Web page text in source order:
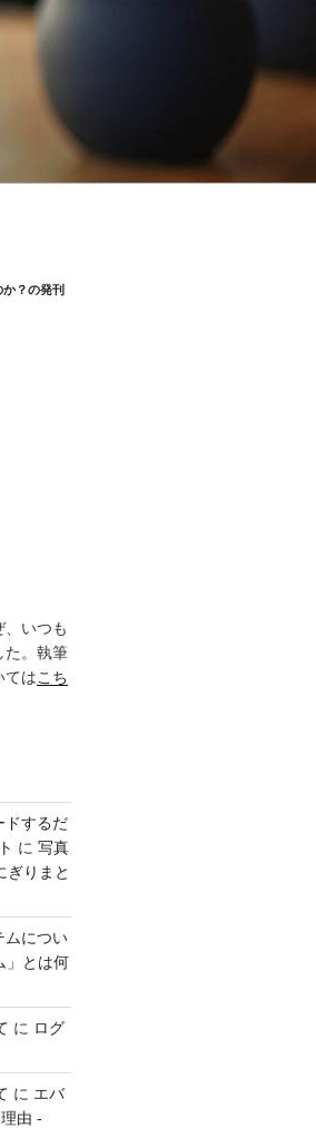
？の発刊
いつも
た。執筆
てはこち
ドするだ
に 写真
ぎりまと
ムについ
」とは何
に ログ
に エバ
由 -